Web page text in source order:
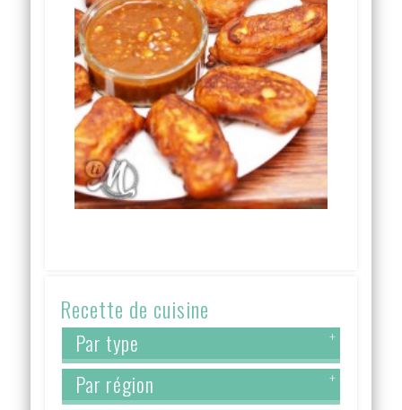
Recette de cuisine
Par type +
Par région +